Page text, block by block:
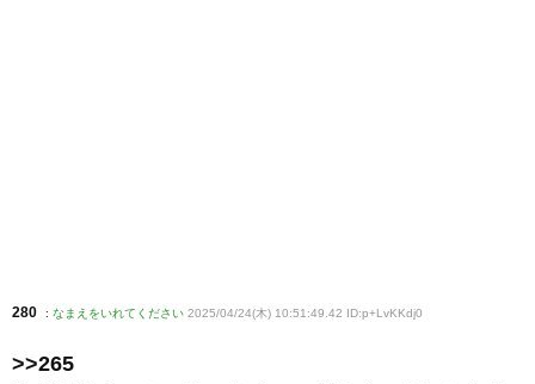
280 : なまえをいれてください 2025/04/24(木) 10:51:49.42 ID:p+LvKKdj0
>>265